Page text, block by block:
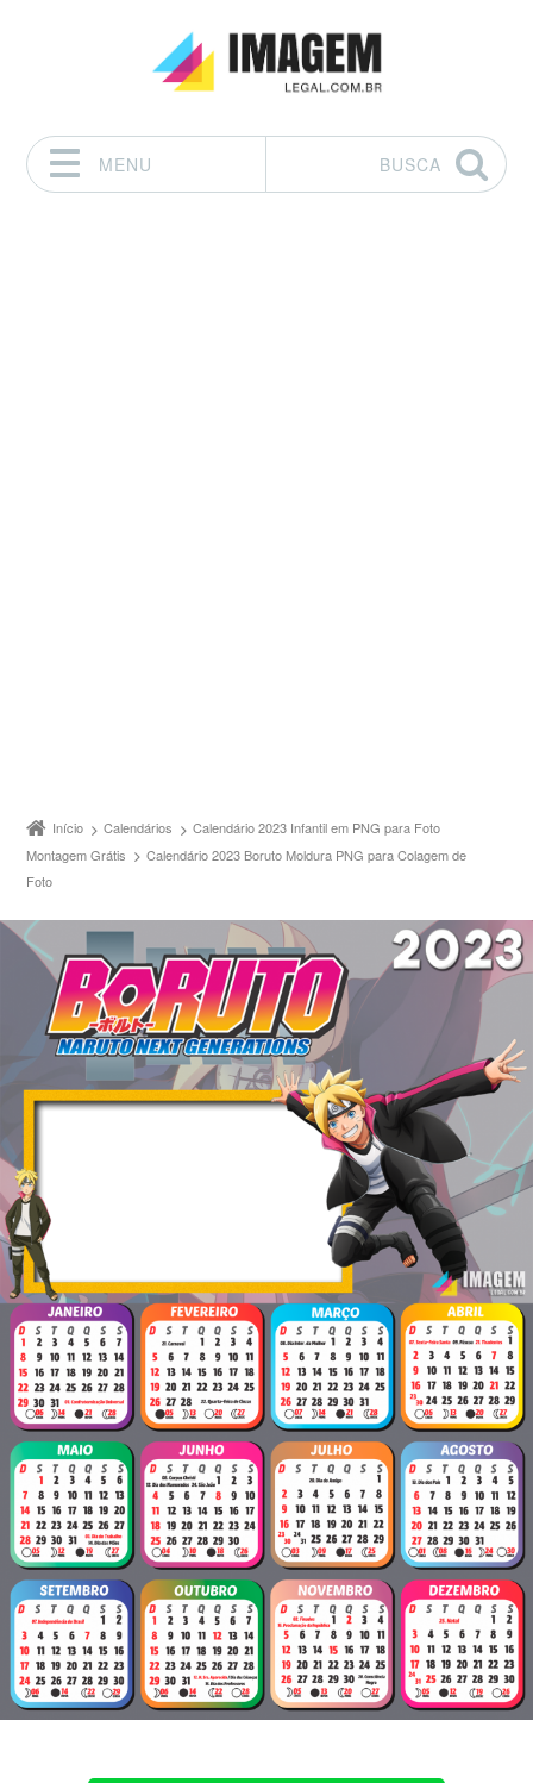
MENU
BUSCA
Início Calendários
Calendário 2023 Infantil em PNG para Foto
Montagem Grátis
Calendário 2023 Boruto Moldura PNG para Colagem de
Foto